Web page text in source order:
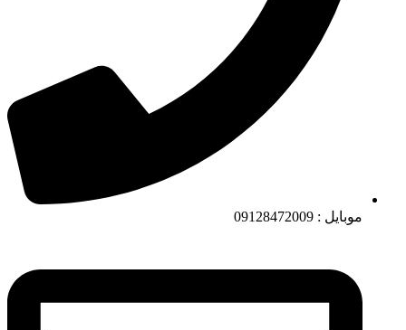
موبایل : 09128472009